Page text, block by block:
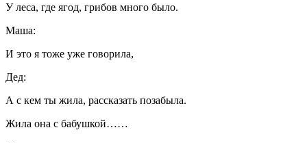
У леса, где ягод, грибов много было.
Маша:
И это я тоже уже говорила,
Дед:
А с кем ты жила, рассказать позабыла.
Жила она с бабушкой……